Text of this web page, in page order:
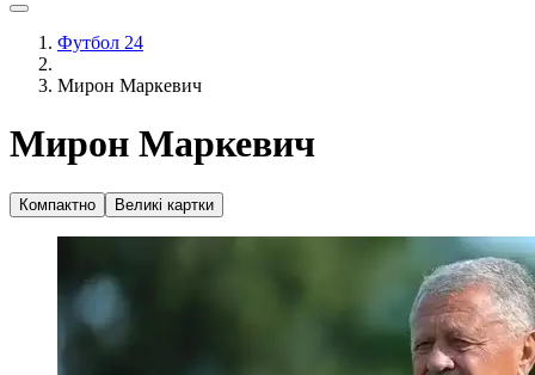
Футбол 24
Мирон Маркевич
Мирон Маркевич
Компактно Великі картки